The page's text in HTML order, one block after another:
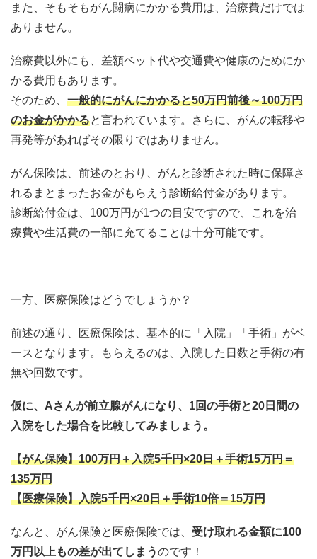
また、そもそもがん闘病にかかる費用は、治療費だけでは
ありません。
治療費以外にも、差額ベット代や交通費や健康のためにか
かる費用もあります。
そのため、 一般的にがんにかかると50万円前後～100万円
のお金がかかると言われています。さらに、がんの転移や
再発等があればその限りではありません。
がん保険は、前述のとおり、がんと診断された時に保障さ
れるまとまったお金がもらえう診断給付金があります。
診断給付金は、100万円が1つの目安ですので、これを治
療費や生活費の一部に充てることは十分可能です。
一方、医療保険はどうでしょうか？
前述の通り、医療保険は、基本的に「入院」「手術」がベ
ースとなります。もらえるのは、入院した日数と手術の有
無や回数です。
仮に、Aさんが前立腺がんになり、1回の手術と20日間の
入院をした場合を比較してみましょう。
【がん保険】100万円＋入院5千円×20日＋手術15万円＝
135万円
【医療保険】入院5千円×20日＋手術10倍＝15万円
なんと、がん保険と医療保険では、 受け取れる金額に100
万円以上もの差が出てしまうのです！